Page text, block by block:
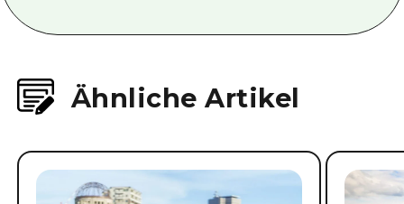
Ähnliche Artikel